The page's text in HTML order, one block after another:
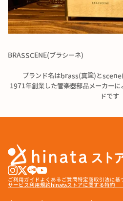
BRASSCENE(ブラシーネ)
ブランド名はbrass(真鍮)と
1971年創業した管楽器部品メーカーに
ドです
ご利用ガイド よくあるご質問特定商取引法に基
サービス利用規約hinataストアに関する特約